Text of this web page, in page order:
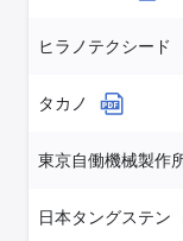
ヒラノテクシード
タカノ
東京自働機械製作
日本タングステン